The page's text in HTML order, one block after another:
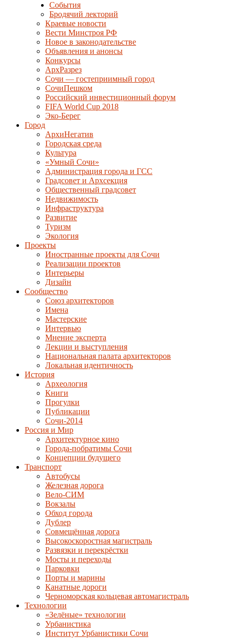
События
Бродячий лекторий
Краевые новости
Вести Минстроя РФ
Новое в законодательстве
Объявления и анонсы
Конкурсы
АрхРазрез
Сочи — гостеприимный город
СочиПешком
Российский инвестиционный форум
FIFA World Cup 2018
Эко-Берег
Город
АрхиНегатив
Городская среда
Культура
«Умный Сочи»
Администрация города и ГСС
Градсовет и Архсекция
Общественный градсовет
Недвижимость
Инфраструктура
Развитие
Туризм
Экология
Проекты
Иностранные проекты для Сочи
Реализации проектов
Интерьеры
Дизайн
Сообщество
Союз архитекторов
Имена
Мастерские
Интервью
Мнение эксперта
Лекции и выступления
Национальная палата архитекторов
Локальная идентичность
История
Археология
Книги
Прогулки
Публикации
Сочи-2014
Россия и Мир
Архитектурное кино
Города-побратимы Сочи
Концепции будущего
Транспорт
Автобусы
Железная дорога
Вело-СИМ
Вокзалы
Обход города
Дублер
Совмещённая дорога
Высокоскоростная магистраль
Развязки и перекрёстки
Мосты и переходы
Парковки
Порты и марины
Канатные дороги
Черноморская кольцевая автомагистраль
Технологии
«Зелёные» технологии
Урбанистика
Институт Урбанистики Сочи